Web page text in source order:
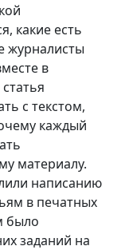
какие есть
журналисты
в
с текстом,
каждый
материалу.
написанию
в печатных
было
заданий на